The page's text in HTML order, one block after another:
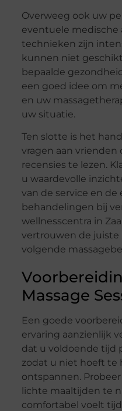
Overweeg ook uw
eventuele medische
technieken zijn
kunnen niet
bepaalde
een goed idee om
en uw
uw situatie.
Ten slotte is het
vragen aan vrienden
recensies te lezen.
u waardevolle
van de service en
behandelingen bij
wellnesscentra in
vertrouwen de juiste
volgende
Massage
Een goede
ervaring aanzienlijk
dat u voldoende tijd
zodat u niet hoeft te
ontspannen.
lichte maaltijden te
comfortabel voelt